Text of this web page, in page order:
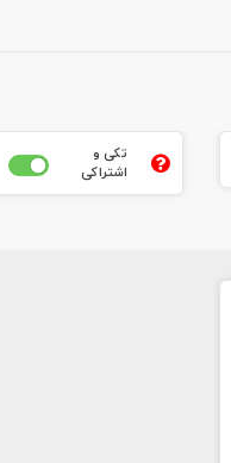
تکی و
اشتراکی